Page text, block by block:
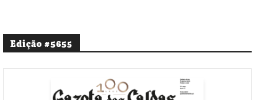
Edição #5655